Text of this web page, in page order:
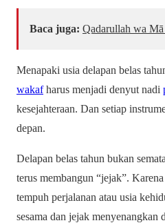
Baca juga: Qadarullah wa
Menapaki usia delapan belas
wakafharus menjadi denyut nadi
kesejahteraan. Dan setiap
depan.
Delapan belas tahun bukan
terus membangun “jejak”.
tempuh perjalanan atau usia
sesama dan jejak menyenangkan